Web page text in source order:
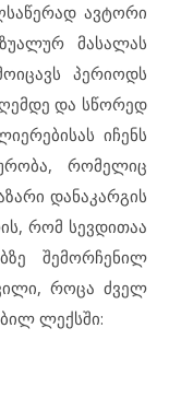
ავტორი
მასალას
პერიოდს
და სწორედ
იჩენს
რომელიც
დანაკარგის
რომ სევდითაა
შემორჩენილ
როცა ძველ
ლექსში: